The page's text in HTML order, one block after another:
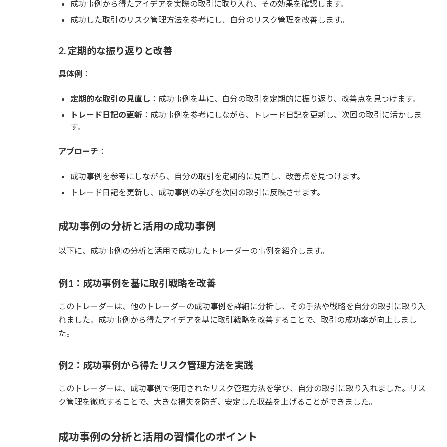
成功事例から得たアイデアを実際の取引に取り入れ、その効果を確認します。
成功した取引のリスク管理方法を参考にし、自分のリスク管理を改善します。
2. 定期的な振り返りと改善
具体例 ：
定期的な取引の見直し ：成功事例を基に、自分の取引を定期的に振り返り、改善点を見つけます。
トレード日記の更新 ：成功事例を参考にしながら、トレード日記を更新し、次回の取引に活かしま
す。
アプローチ ：
成功事例を参考にしながら、自分の取引を定期的に見直し、改善点を見つけます。
トレード日記を更新し、成功事例の学びを次回の取引に反映させます。
成功事例の分析と活用の成功事例
以下に、成功事例の分析と活用で成功したトレーダーの事例を紹介します。
例1：成功事例を基に取引戦略を改善
このトレーダーは、他のトレーダーの成功事例を詳細に分析し、その手法や戦略を自分の取引に取り入
れました。成功事例から得たアイデアを基に取引戦略を改善することで、取引の成功率が向上しまし
た。
例2：成功事例から得たリスク管理方法を実践
このトレーダーは、成功事例で使用されたリスク管理方法を学び、自分の取引に取り入れました。リス
ク管理を徹底することで、大きな損失を防ぎ、安定した収益を上げることができました。
成功事例の分析と活用の習慣化のポイント